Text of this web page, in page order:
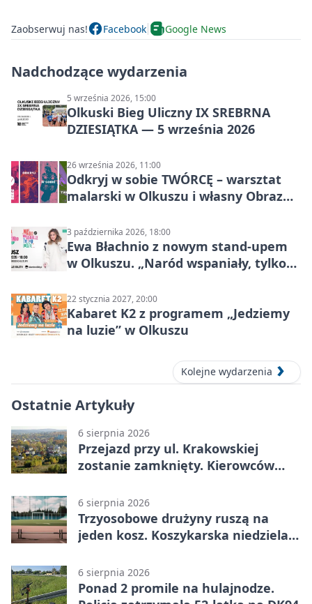
Zaobserwuj nas! Facebook Google News
Nadchodzące wydarzenia
5 września 2026, 15:00
Olkuski Bieg Uliczny IX SREBRNA
DZIESIĄTKA — 5 września 2026
26 września 2026, 11:00
Odkryj w sobie TWÓRCĘ – warsztat
malarski w Olkuszu i własny Obraz
3 października 2026, 18:00
Ewa Błachnio z nowym stand-upem
w Olkuszu. „Naród wspaniały, tylko
22 stycznia 2027, 20:00
Kabaret K2 z programem „Jedziemy
na luzie” w Olkuszu
Kolejne wydarzenia
Ostatnie Artykuły
6 sierpnia 2026
Przejazd przy ul. Krakowskiej
zostanie zamknięty. Kierowców
6 sierpnia 2026
Trzyosobowe drużyny ruszą na
jeden kosz. Koszykarska niedziela
6 sierpnia 2026
Ponad 2 promile na hulajnodze.